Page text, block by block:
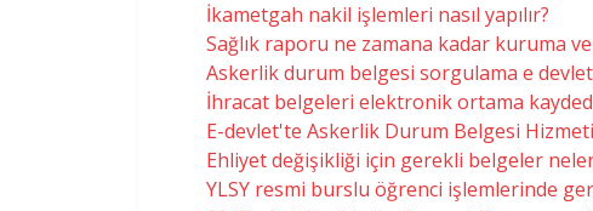
İkametgah nakil işlemleri nasıl yapılır?
Sağlık raporu ne zamana kadar kuruma
Askerlik durum belgesi sorgulama e devlet
İhracat belgeleri elektronik ortama
E-devlet'te Askerlik Durum Belgesi
Ehliyet değişikliği için gerekli belgeler
YLSY resmi burslu öğrenci işlemlerinde